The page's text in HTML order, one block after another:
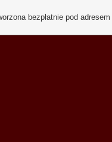
bezpłatnie pod adresem